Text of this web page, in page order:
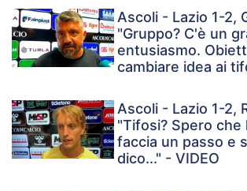
Ascoli - Lazio 1-2,
"Gruppo? C'è un
entusiasmo.
cambiare idea ai
Ascoli - Lazio 1-2,
"Tifosi? Spero che
faccia un passo e
dico..." - VIDEO